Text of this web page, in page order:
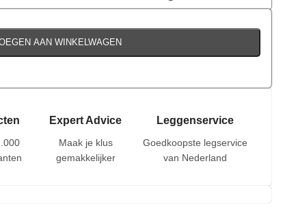
€149,00 per stuk
AAN WINKELWAGEN
Expert Advice
Maak je klus
gemakkelijker
Leggenservice
Goedkoopste legservice
van Nederland